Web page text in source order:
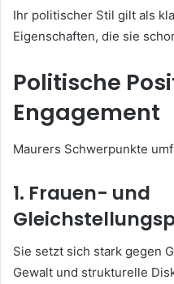
Ihr politischer Stil gilt als
Eigenschaften, die sie
Politische
Engagement
Maurers Schwerpunkte
1. Frauen- und
Sie setzt sich stark gegen
Gewalt und strukturelle